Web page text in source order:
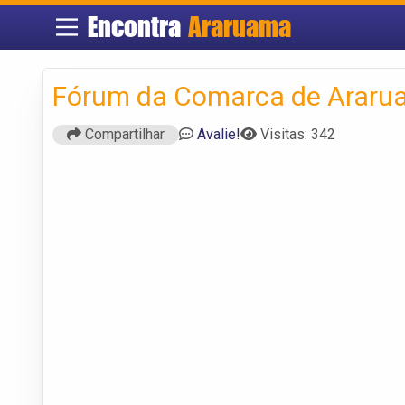
EncontraAraruama
Fórum da Comarca de
Compartilhar Avalie! Visitas: 342